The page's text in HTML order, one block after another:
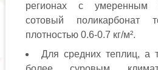
регионах с умеренным
сотовый
плотностью 0.6-0.7 кг/м².
Для средних теплиц, а